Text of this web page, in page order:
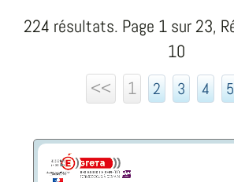
224 résultats. Page 1 sur 23,
10
<<
1 2 3 4 5